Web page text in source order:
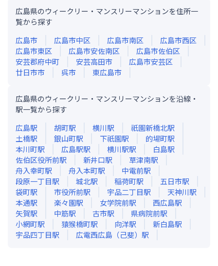
広島県のウィークリー・マンスリーマンションを住所一
覧から探す
広島市
広島市中区 広島市南区
広島市西区
広島市東区
広島市安佐南区
広島市佐伯区
安芸郡府中町
安芸高田市
広島市安芸区
廿日市市
呉市 東広島市
広島県のウィークリー・マンスリーマンションを沿線・
駅一覧から探す
広島駅 胡町駅 横川駅 祇園新橋北駅
土橋駅 銀山町駅 下祇園駅 的場町駅
本川町駅 広島駅駅 横川駅駅 白島駅
佐伯区役所前駅 新井口駅 草津南駅
舟入幸町駅 舟入本町駅 中電前駅
段原一丁目駅 城北駅 稲荷町駅 五日市駅
袋町駅 市役所前駅 宇品二丁目駅 天神川駅
本通駅 楽々園駅 女学院前駅 西広島駅
矢賀駅 中筋駅 古市駅 県病院前駅
小網町駅 猿猴橋町駅 向洋駅 新白島駅
宇品四丁目駅 広電西広島（己斐） 駅